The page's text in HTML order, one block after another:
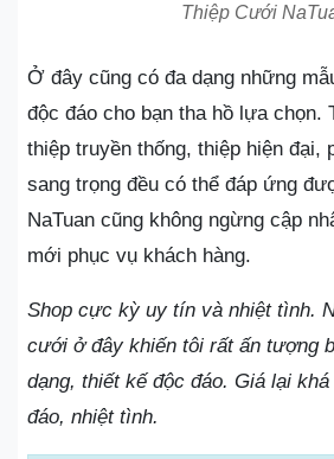
Thiệp Cưới
Ở đây cũng có đa dạng những
độc đáo cho bạn tha hồ lựa chọn.
thiệp truyền thống, thiệp hiện đại,
sang trọng đều có thể đáp ứng
NaTuan cũng không ngừng cập
mới phục vụ khách hàng.
Shop cực kỳ uy tín và nhiệt tình.
cưới ở đây khiến tôi rất ấn tượng
dạng, thiết kế độc đáo. Giá lại
đáo, nhiệt tình.